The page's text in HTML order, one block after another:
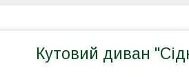
Кутовий диван